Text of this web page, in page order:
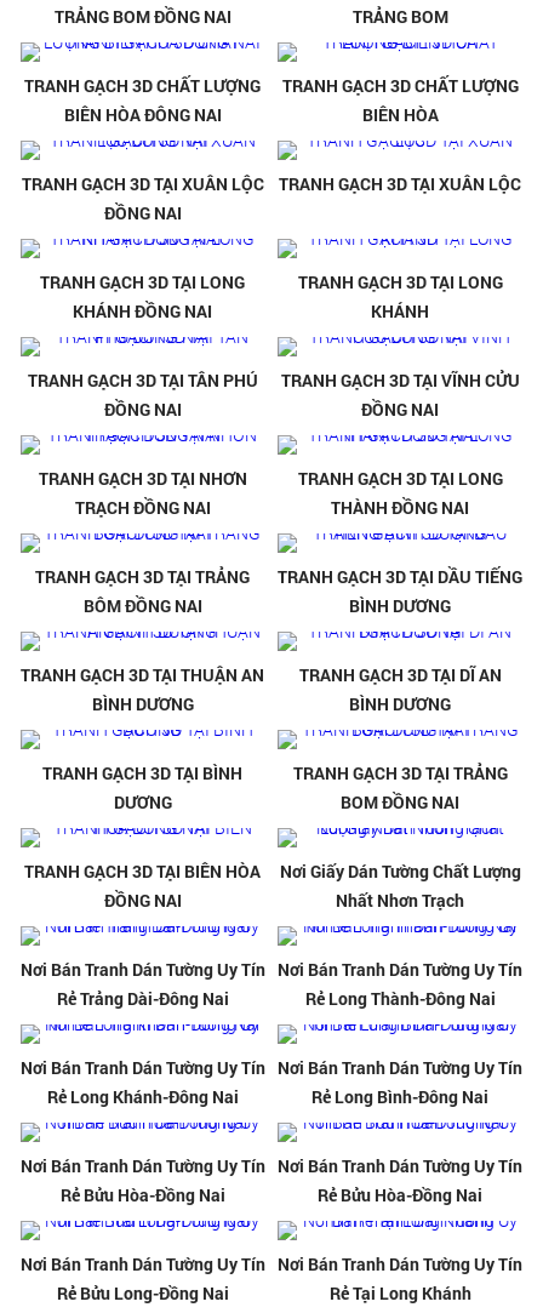
TRẢNG BOM ĐỒNG NAI
TRẢNG BOM
TRANH GẠCH 3D CHẤT LƯỢNG
BIÊN HÒA ĐÔNG NAI
TRANH GẠCH 3D CHẤT LƯỢNG
BIÊN HÒA
TRANH GẠCH 3D TẠI XUÂN LỘC
ĐỒNG NAI
TRANH GẠCH 3D TẠI XUÂN LỘC
TRANH GẠCH 3D TẠI LONG
KHÁNH ĐỒNG NAI
TRANH GẠCH 3D TẠI LONG
KHÁNH
TRANH GẠCH 3D TẠI TÂN PHÚ
ĐỒNG NAI
TRANH GẠCH 3D TẠI VĨNH CỬU
ĐỒNG NAI
TRANH GẠCH 3D TẠI NHƠN
TRẠCH ĐỒNG NAI
TRANH GẠCH 3D TẠI LONG
THÀNH ĐỒNG NAI
TRANH GẠCH 3D TẠI TRẢNG
BÔM ĐỒNG NAI
TRANH GẠCH 3D TẠI DẦU TIẾNG
BÌNH DƯƠNG
TRANH GẠCH 3D TẠI THUẬN AN
BÌNH DƯƠNG
TRANH GẠCH 3D TẠI DĨ AN
BÌNH DƯƠNG
TRANH GẠCH 3D TẠI BÌNH
DƯƠNG
TRANH GẠCH 3D TẠI TRẢNG
BOM ĐỒNG NAI
TRANH GẠCH 3D TẠI BIÊN HÒA
ĐỒNG NAI
Nơi Giấy Dán Tường Chất Lượng
Nhất Nhơn Trạch
Nơi Bán Tranh Dán Tường Uy Tín
Rẻ Trảng Dài-Đông Nai
Nơi Bán Tranh Dán Tường Uy Tín
Rẻ Long Thành-Đông Nai
Nơi Bán Tranh Dán Tường Uy Tín
Rẻ Long Khánh-Đông Nai
Nơi Bán Tranh Dán Tường Uy Tín
Rẻ Long Bình-Đông Nai
Nơi Bán Tranh Dán Tường Uy Tín
Rẻ Bửu Hòa-Đồng Nai
Nơi Bán Tranh Dán Tường Uy Tín
Rẻ Bửu Hòa-Đồng Nai
Nơi Bán Tranh Dán Tường Uy Tín
Rẻ Bửu Long-Đồng Nai
Nơi Bán Tranh Dán Tường Uy Tín
Rẻ Tại Long Khánh